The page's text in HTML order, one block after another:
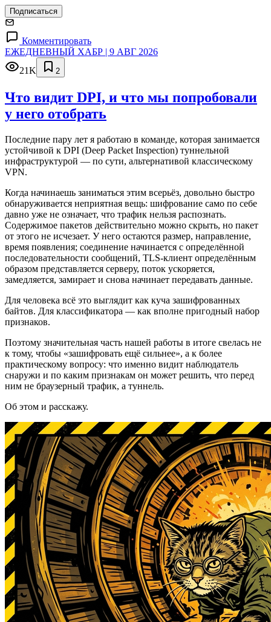
Подписаться
Комментировать
ЕЖЕДНЕВНЫЙ ХАБР | 9 АВГ 2026
21K
2
Что видит DPI, и что мы попробовали
у него отобрать
Последние пару лет я работаю в команде, которая занимается
устойчивой к DPI (Deep Packet Inspection) туннельной
инфраструктурой — по сути, альтернативой классическому
VPN.
Когда начинаешь заниматься этим всерьёз, довольно быстро
обнаруживается неприятная вещь: шифрование само по себе
давно уже не означает, что трафик нельзя распознать.
Содержимое пакетов действительно можно скрыть, но пакет
от этого не исчезает. У него остаются размер, направление,
время появления; соединение начинается с определённой
последовательности сообщений, TLS-клиент определённым
образом представляется серверу, поток ускоряется,
замедляется, замирает и снова начинает передавать данные.
Для человека всё это выглядит как куча зашифрованных
байтов. Для классификатора — как вполне пригодный набор
признаков.
Поэтому значительная часть нашей работы в итоге свелась не
к тому, чтобы «зашифровать ещё сильнее», а к более
практическому вопросу: что именно видит наблюдатель
снаружи и по каким признакам он может решить, что перед
ним не браузерный трафик, а туннель.
Об этом и расскажу.